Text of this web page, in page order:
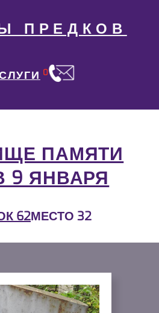
ПРЕДКОВ
0
ПАМЯТИ
9 ЯНВАРЯ
62МЕСТО 32